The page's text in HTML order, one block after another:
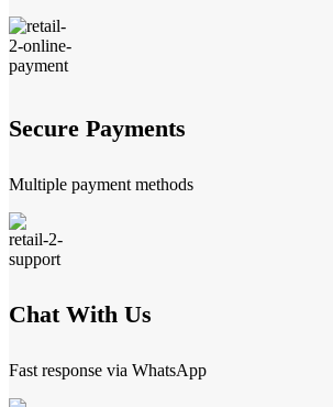
Secure Payments
Multiple payment methods
Chat With Us
Fast response via WhatsApp